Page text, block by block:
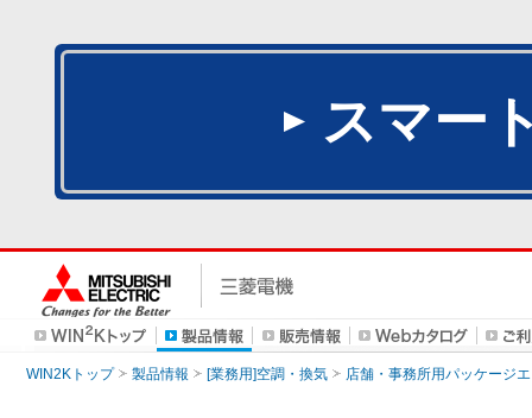
スマー
WIN2Kトップ 製品情報 [業務用]空調・換気 店舗・事務所用パッケージ